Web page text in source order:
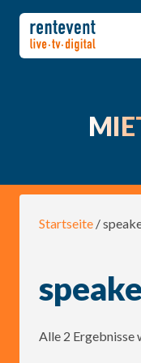
Startseite /
Alle 2 Ergebnisse